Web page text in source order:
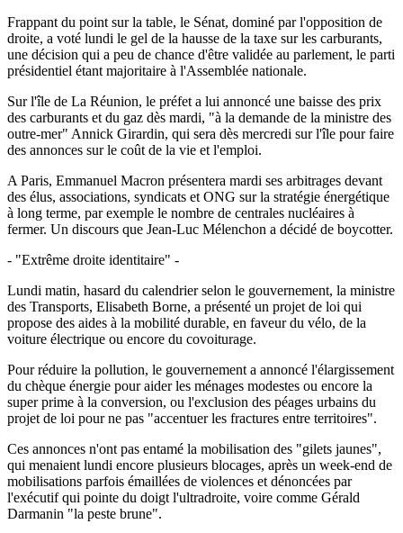
Frappant du point sur la table, le Sénat, dominé par l'opposition de
droite, a voté lundi le gel de la hausse de la taxe sur les carburants,
une décision qui a peu de chance d'être validée au parlement, le parti
présidentiel étant majoritaire à l'Assemblée nationale.
Sur l'île de La Réunion, le préfet a lui annoncé une baisse des prix
des carburants et du gaz dès mardi, "à la demande de la ministre des
outre-mer" Annick Girardin, qui sera dès mercredi sur l'île pour faire
des annonces sur le coût de la vie et l'emploi.
A Paris, Emmanuel Macron présentera mardi ses arbitrages devant
des élus, associations, syndicats et ONG sur la stratégie énergétique
à long terme, par exemple le nombre de centrales nucléaires à
fermer. Un discours que Jean-Luc Mélenchon a décidé de boycotter.
- "Extrême droite identitaire" -
Lundi matin, hasard du calendrier selon le gouvernement, la ministre
des Transports, Elisabeth Borne, a présenté un projet de loi qui
propose des aides à la mobilité durable, en faveur du vélo, de la
voiture électrique ou encore du covoiturage.
Pour réduire la pollution, le gouvernement a annoncé l'élargissement
du chèque énergie pour aider les ménages modestes ou encore la
super prime à la conversion, ou l'exclusion des péages urbains du
projet de loi pour ne pas "accentuer les fractures entre territoires".
Ces annonces n'ont pas entamé la mobilisation des "gilets jaunes",
qui menaient lundi encore plusieurs blocages, après un week-end de
mobilisations parfois émaillées de violences et dénoncées par
l'exécutif qui pointe du doigt l'ultradroite, voire comme Gérald
Darmanin "la peste brune".